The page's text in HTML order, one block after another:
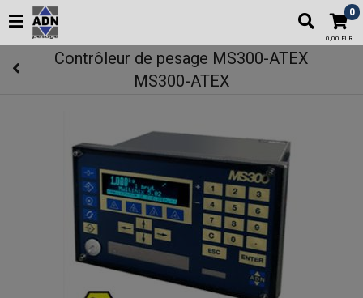
0
0,00 EUR
Contrôleur de pesage MS300-ATEX
MS300-ATEX